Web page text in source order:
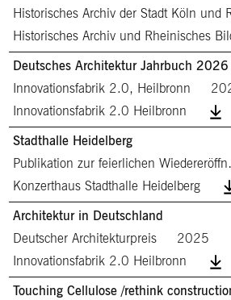
Historisches Archiv der Stadt Köln und
Historisches Archiv und Rheinisches
Deutsches Architektur Jahrbuch 2026
Innovationsfabrik 2.0, Heilbronn
Innovationsfabrik 2.0 Heilbronn
Stadthalle Heidelberg
Publikation zur feierlichen
Konzerthaus Stadthalle Heidelberg
Architektur in Deutschland
Deutscher Architekturpreis
2025
Innovationsfabrik 2.0 Heilbronn
Touching Cellulose /rethink